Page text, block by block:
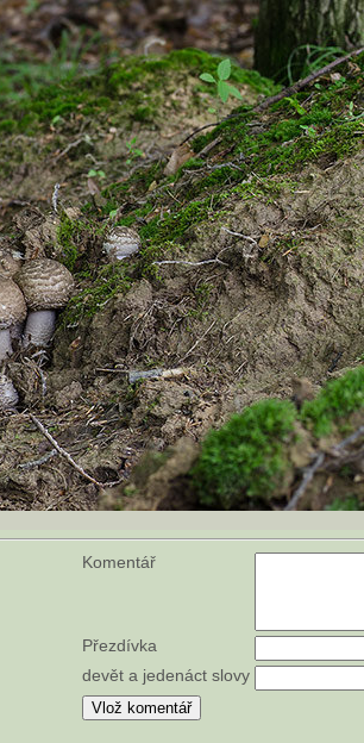
Komentář
Přezdívka
devět a jedenáct slovy